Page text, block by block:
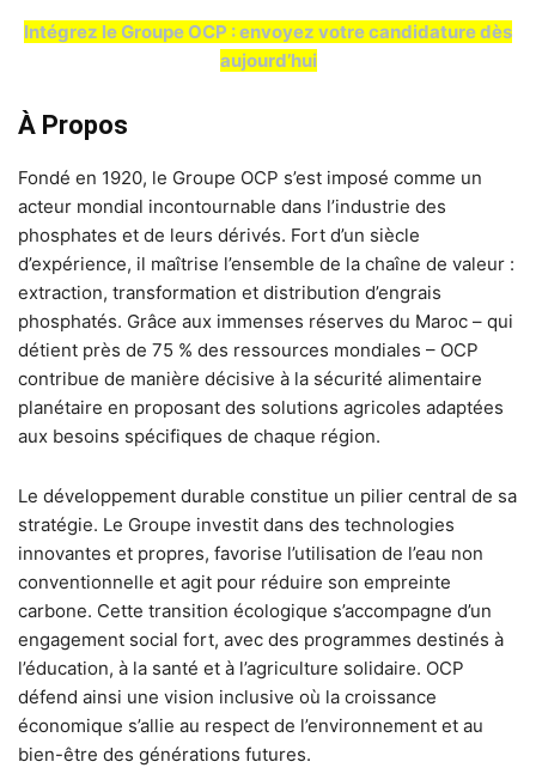
Intégrez le Groupe OCP : envoyez votre candidature dès
aujourd’hui
À Propos
Fondé en 1920, le Groupe OCP s’est imposé comme un
acteur mondial incontournable dans l’industrie des
phosphates et de leurs dérivés. Fort d’un siècle
d’expérience, il maîtrise l’ensemble de la chaîne de valeur :
extraction, transformation et distribution d’engrais
phosphatés. Grâce aux immenses réserves du Maroc – qui
détient près de 75 % des ressources mondiales – OCP
contribue de manière décisive à la sécurité alimentaire
planétaire en proposant des solutions agricoles adaptées
aux besoins spécifiques de chaque région.
Le développement durable constitue un pilier central de sa
stratégie. Le Groupe investit dans des technologies
innovantes et propres, favorise l’utilisation de l’eau non
conventionnelle et agit pour réduire son empreinte
carbone. Cette transition écologique s’accompagne d’un
engagement social fort, avec des programmes destinés à
l’éducation, à la santé et à l’agriculture solidaire. OCP
défend ainsi une vision inclusive où la croissance
économique s’allie au respect de l’environnement et au
bien-être des générations futures.